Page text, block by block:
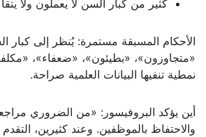
كثير من كبار السن لا يعملون ولا
الأحكام المسبقة مستمرة: يُنظر إلى كبار
«متجاوزون»، «بطيئون»، «ضعفاء»،
نمطية تنفيها البيانات العلمية صراحة.
أين يؤكد البروفيسور: «من الضروري
والاحتفاظ بالموظفين. وعند كثيرين،